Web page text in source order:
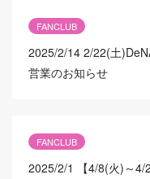
FANCLUB
2025/2/14 2/22(土
営業のお知らせ
FANCLUB
2025/2/1
【4/8(火)～